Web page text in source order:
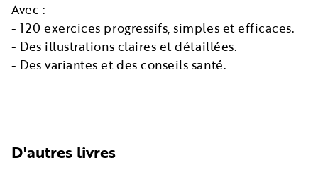
Avec :
- 120 exercices progressifs, simples et efficaces.
- Des illustrations claires et détaillées.
- Des variantes et des conseils santé.
D'autres livres